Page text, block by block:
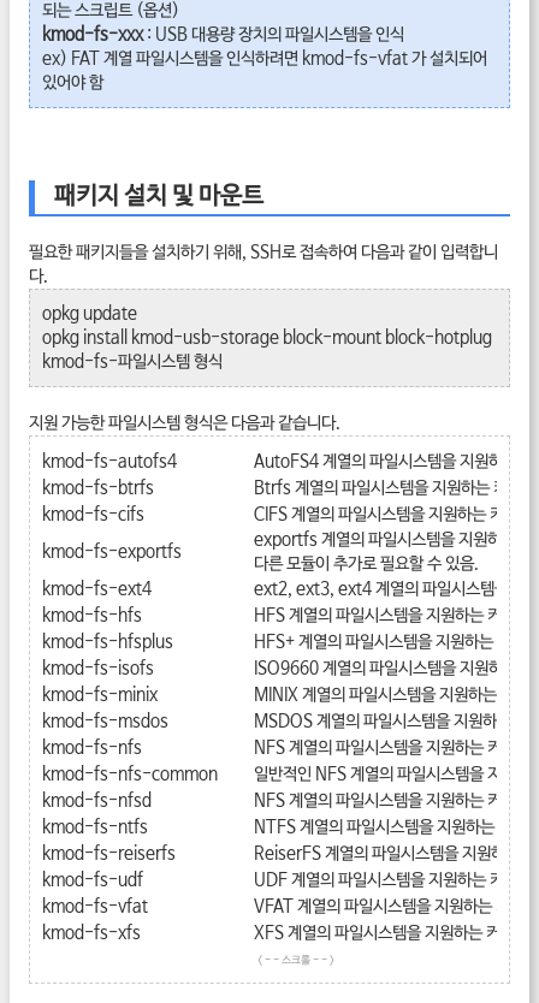
되는 스크립트 (옵션)
kmod-fs-xxx: USB 대용량 장치의 파일시스템을 인식
ex) FAT 계열 파일시스템을 인식하려면 kmod-fs-vfat 가 설치되어
있어야 함
패키지 설치 및 마운트
필요한 패키지들을 설치하기 위해, SSH로 접속하여 다음과 같이 입력합니
다.
opkg update
opkg install kmod-usb-storage block-mount block-hotplug
kmod-fs-파일시스템 형식
지원 가능한 파일시스템 형식은 다음과 같습니다.
kmod-fs-autofs4
AutoFS4 계열의 파일시스템을 지원하는 커
kmod-fs-btrfs
Btrfs 계열의 파일시스템을 지원하는 커널
kmod-fs-cifs
CIFS 계열의 파일시스템을 지원하는 커널
kmod-fs-exportfs
exportfs 계열의 파일시스템을 지원하는 커
다른 모듈이 추가로 필요할 수 있음.
kmod-fs-ext4
ext2, ext3, ext4 계열의 파일시스템을 지
kmod-fs-hfs
HFS 계열의 파일시스템을 지원하는 커널 모
kmod-fs-hfsplus
HFS+ 계열의 파일시스템을 지원하는 커널
kmod-fs-isofs
ISO9660 계열의 파일시스템을 지원하는 커
kmod-fs-minix
MINIX 계열의 파일시스템을 지원하는 커널
kmod-fs-msdos
MSDOS 계열의 파일시스템을 지원하는 커
kmod-fs-nfs
NFS 계열의 파일시스템을 지원하는 커널 모
kmod-fs-nfs-common
일반적인 NFS 계열의 파일시스템을 지원하
kmod-fs-nfsd
NFS 계열의 파일시스템을 지원하는 커널 모
kmod-fs-ntfs
NTFS 계열의 파일시스템을 지원하는 커널
kmod-fs-reiserfs
ReiserFS 계열의 파일시스템을 지원하는
kmod-fs-udf
UDF 계열의 파일시스템을 지원하는 커널
kmod-fs-vfat
VFAT 계열의 파일시스템을 지원하는 커널
kmod-fs-xfs
XFS 계열의 파일시스템을 지원하는 커널 모